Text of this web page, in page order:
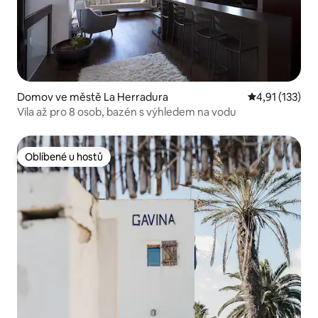
Domov ve městě La Herradura Průměrné
4,91 (133)
Vila až pro 8 osob, bazén s výhledem na vodu
Oblíbené u hostů
Oblíbené u hostů